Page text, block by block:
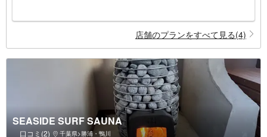
店舗のプランをすべて見る(4)
SEASIDE SURF SAUNA
口コミ(2) 千葉県>勝浦・鴨川